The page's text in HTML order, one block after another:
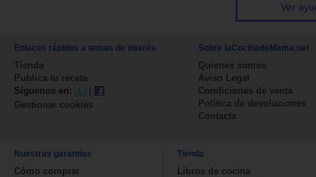
Ver
Enlaces rápidos a temas de interés
Tienda
Publica tu receta
Síguenos en:
|
Gestionar cookies
Sobre laCocinadeMama.net
Quienes somos
Aviso Legal
Condiciones de venta
Política de devoluciones
Contacta
Nuestras garantías
Cómo comprar
Tienda
Libros de cocina